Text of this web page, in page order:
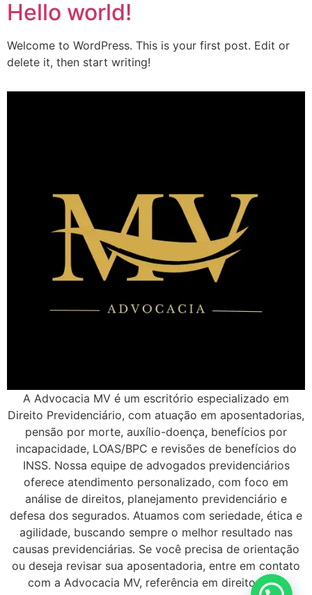
Hello world!
Welcome to WordPress. This is your first post. Edit or
delete it, then start writing!
A Advocacia MV é um escritório especializado em
Direito Previdenciário, com atuação em aposentadorias,
pensão por morte, auxílio-doença, benefícios por
incapacidade, LOAS/BPC e revisões de benefícios do
INSS. Nossa equipe de advogados previdenciários
oferece atendimento personalizado, com foco em
análise de direitos, planejamento previdenciário e
defesa dos segurados. Atuamos com seriedade, ética e
agilidade, buscando sempre o melhor resultado nas
causas previdenciárias. Se você precisa de orientação
ou deseja revisar sua aposentadoria, entre em contato
com a Advocacia MV, referência em direitos dos